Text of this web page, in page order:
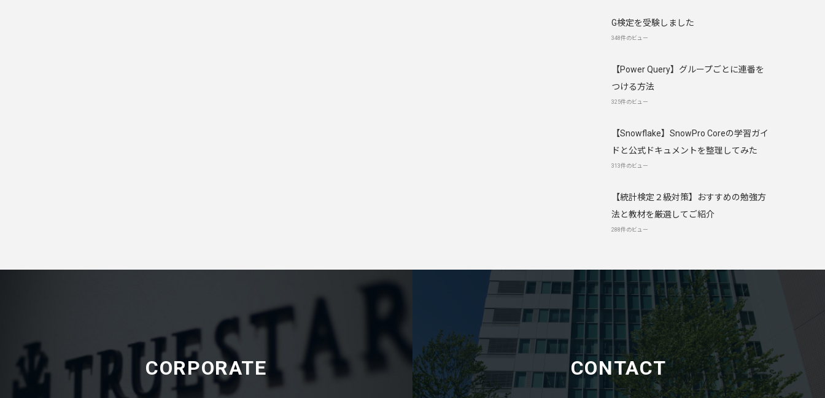
G検定を受験しました
348件のビュー
【Power Query】グループごとに連番を
つける方法
325件のビュー
【Snowflake】SnowPro Coreの学習ガイ
ドと公式ドキュメントを整理してみた
313件のビュー
【統計検定２級対策】おすすめの勉強方
法と教材を厳選してご紹介
288件のビュー
CORPORATE CONTACT